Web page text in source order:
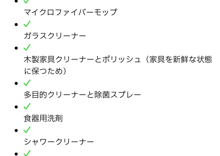
マイクロファイバーモップ
ガラスクリーナー
木製家具クリーナーとポリッシュ（家具を新鮮な状態
に保つため）
多目的クリーナーと除菌スプレー
食器用洗剤
シャワークリーナー